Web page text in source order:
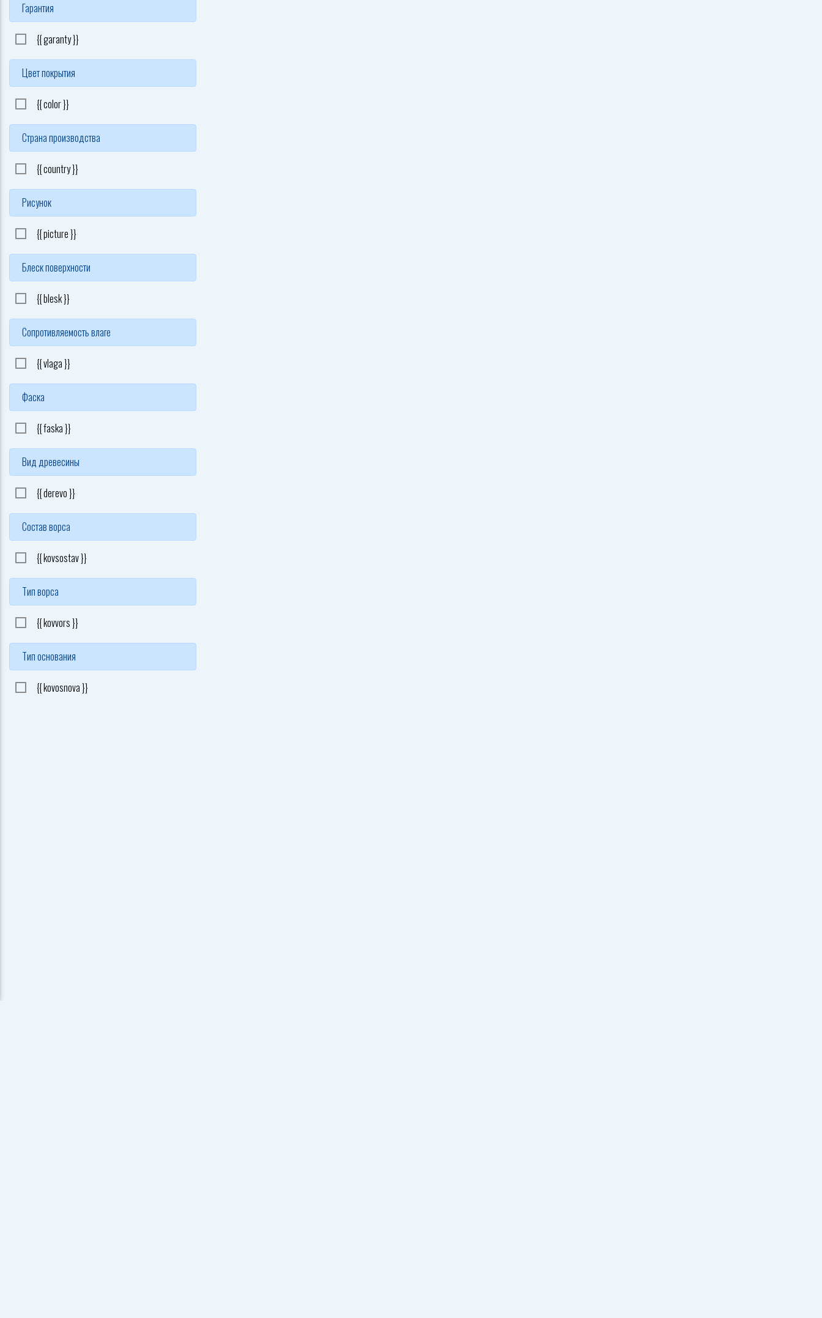
Гарантия
{{ garanty }}
Цвет покрытия
{{ color }}
Страна производства
{{ country }}
Рисунок
{{ picture }}
Блеск поверхности
{{ blesk }}
Сопротивляемость влаге
{{ vlaga }}
Фаска
{{ faska }}
Вид древесины
{{ derevo }}
Состав ворса
{{ kovsostav }}
Тип ворса
{{ kovvors }}
Тип основания
{{ kovosnova }}